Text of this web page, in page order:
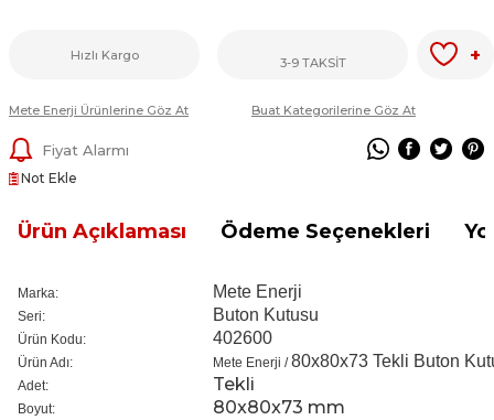
Hızlı Kargo 3-9 TAKSİT +
Mete Enerji Ürünlerine Göz At Buat Kategorilerine Göz At
Fiyat Alarmı
Not Ekle
Ürün Açıklaması Ödeme Seçenekleri
Marka: Mete Enerji
Seri: Buton Kutusu
Ürün Kodu: 402600
Ürün Adı: Mete Enerji /80x80x73 Tekli Buton
Adet: Tekli
Boyut: 80x80x73 mm